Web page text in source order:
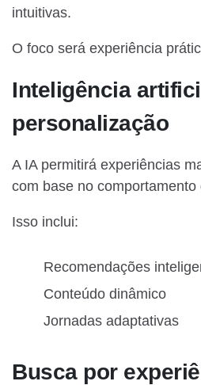
intuitivas.
O foco será experiência
Inteligência
personalização
A IA permitirá experiências
com base no comportamento
Isso inclui:
Recomendações
Conteúdo dinâmico
Jornadas adaptativas
Busca por